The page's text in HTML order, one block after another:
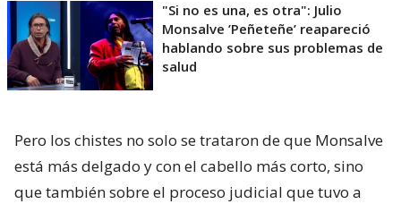
"Si no es una, es otra": Julio
Monsalve ’Peñeteñe’ reapareció
hablando sobre sus problemas de
salud
Pero los chistes no solo se trataron de que Monsalve
está más delgado y con el cabello más corto, sino
que también sobre el proceso judicial que tuvo a